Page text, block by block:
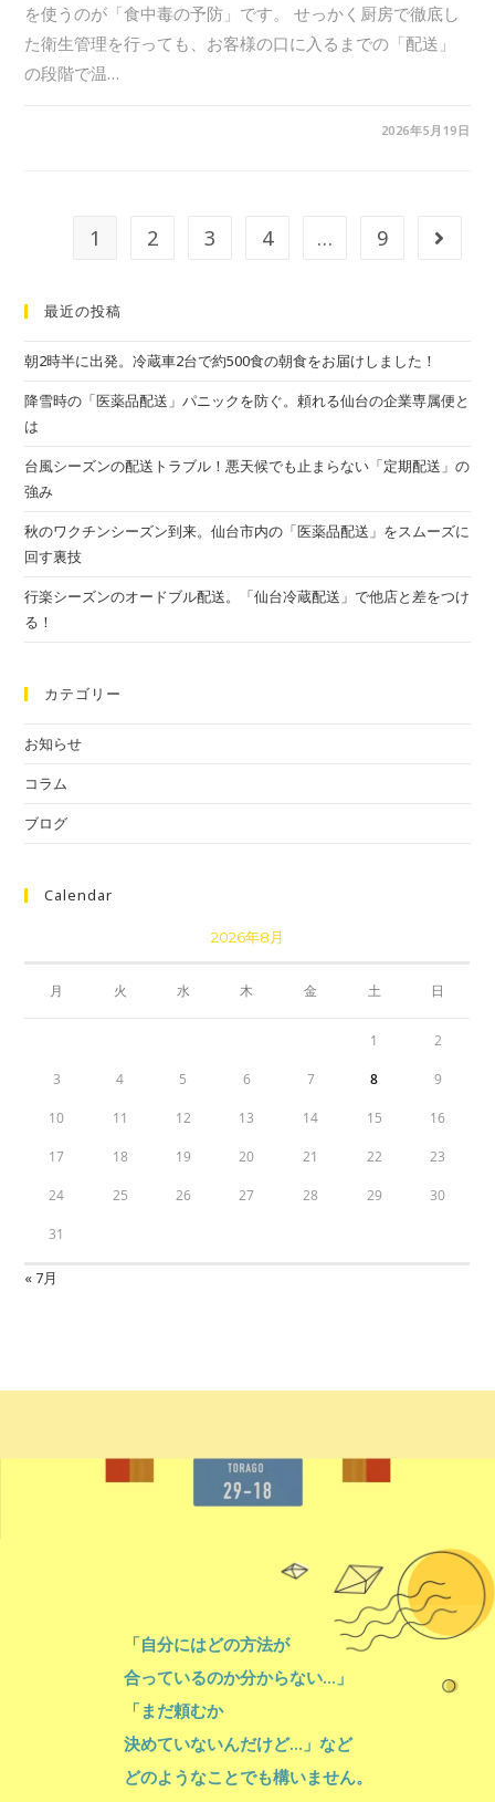
を使うのが「食中毒の予防」です。 せっかく厨房で徹底し
た衛生管理を行っても、お客様の口に入るまでの「配送」
の段階で温…
2026年5月19日
1 2 3 4 … 9
最近の投稿
朝2時半に出発。冷蔵車2台で約500食の朝食をお届けしました！
降雪時の「医薬品配送」パニックを防ぐ。頼れる仙台の企業専属便と
は
台風シーズンの配送トラブル！悪天候でも止まらない「定期配送」の
強み
秋のワクチンシーズン到来。仙台市内の「医薬品配送」をスムーズに
回す裏技
行楽シーズンのオードブル配送。「仙台冷蔵配送」で他店と差をつけ
る！
カテゴリー
お知らせ
コラム
ブログ
Calendar
2026年8月
月 火 水 木 金 土 日
1 2
3 4 5 6 7 8 9
10 11 12 13 14 15 16
17 18 19 20 21 22 23
24 25 26 27 28 29 30
31
« 7月
「自分にはどの方法が
合っているのか分からない…」
「まだ頼むか
決めていないんだけど…」など
どのようなことでも構いません。